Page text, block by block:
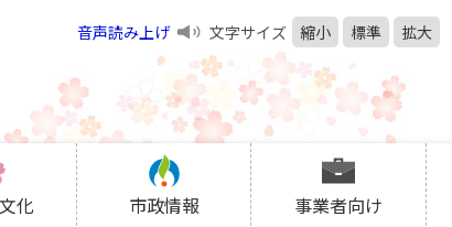
音声読み上げ 文字サイズ 縮小 標準 拡大
化 市政情報 事業者向け